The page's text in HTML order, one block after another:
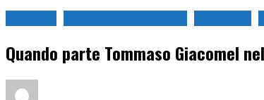
Quando parte Tommaso Giacomel